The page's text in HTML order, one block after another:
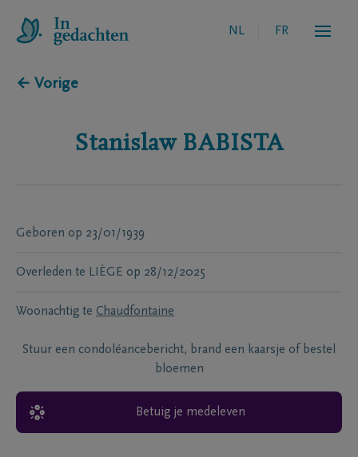
NL FR
← Vorige
Stanislaw BABISTA
Geboren op 23/01/1939
Overleden te LIÈGE op 28/12/2025
Woonachtig te Chaudfontaine
Stuur een condoléancebericht, brand een kaarsje of bestel
bloemen
Betuig je medeleven